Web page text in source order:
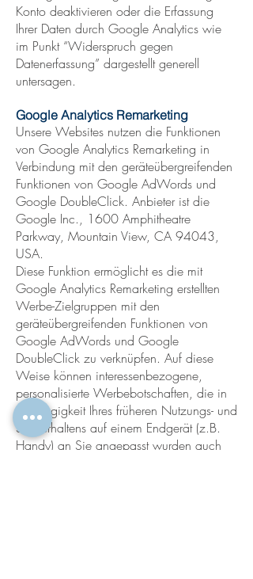
Konto deaktivieren oder die Erfassung
Ihrer Daten durch Google Analytics wie
im Punkt “Widerspruch gegen
Datenerfassung” dargestellt generell
untersagen.
Google Analytics Remarketing
Unsere Websites nutzen die Funktionen
von Google Analytics Remarketing in
Verbindung mit den geräteübergreifenden
Funktionen von Google AdWords und
Google DoubleClick. Anbieter ist die
Google Inc., 1600 Amphitheatre
Parkway, Mountain View, CA 94043,
USA.
Diese Funktion ermöglicht es die mit
Google Analytics Remarketing erstellten
Werbe-Zielgruppen mit den
geräteübergreifenden Funktionen von
Google AdWords und Google
DoubleClick zu verknüpfen. Auf diese
Weise können interessenbezogene,
personalisierte Werbebotschaften, die in
Abhängigkeit Ihres früheren Nutzungs- und
Surfverhaltens auf einem Endgerät (z.B.
Handy) an Sie angepasst wurden auch